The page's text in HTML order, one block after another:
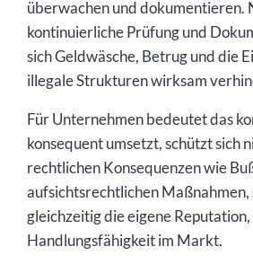
überwachen und dokumentieren.
kontinuierliche Prüfung und
sich Geldwäsche, Betrug und die
illegale Strukturen wirksam
Für Unternehmen bedeutet das
konsequent umsetzt, schützt sich
rechtlichen Konsequenzen wie
aufsichtsrechtlichen
gleichzeitig die eigene
Handlungsfähigkeit im Markt.